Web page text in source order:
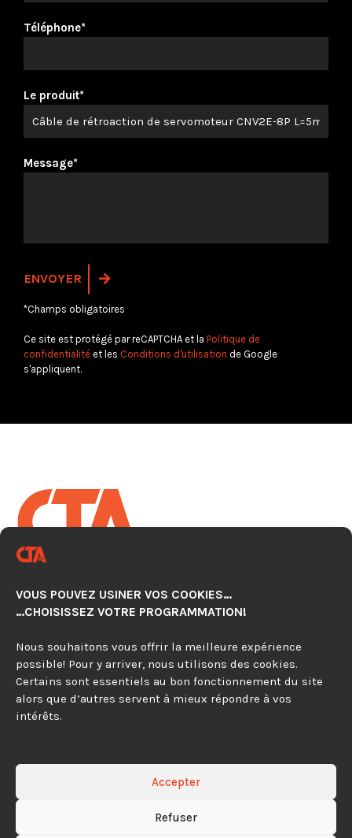
VOUS POUVEZ USINER VOS COOKIES…
…CHOISISSEZ VOTRE PROGRAMMATION!
Nous souhaitons vous offrir la meilleure expérience
possible! Pour y arriver, nous utilisons des cookies.
Certains sont essentiels au bon fonctionnement du site
alors que d’autres servent à mieux répondre à vos
intérêts.
Accepter
Refuser
Téléphone*
Le produit*
Message*
*Champs obligatoires
Ce site est protégé par reCAPTCHA et la Politique de
confidentialité et les Conditions d'utilisation de Google
s'appliquent.
AUTOMATISATION CNC
920, avenue Simard, Suite 103
450 279-0315
844 297-4479
Contactez-nous